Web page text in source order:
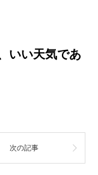
いい天気であ
次の記事